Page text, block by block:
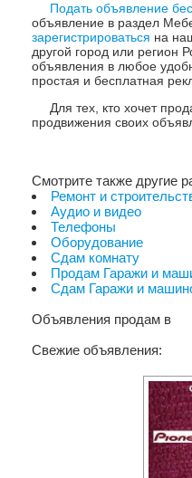
Подать объявление
объявление в раздел
зарегистрироваться на
другой город или регион
объявления в любое
простая и бесплатная
Для тех, кто хочет
продвижения своих
Смотрите также другие
Ремонт и
Аудио и видео
Телефоны
Оборудование
Сдам комнату
Продам Гаражи и
Сдам Гаражи и
Объявления продам в
Свежие объявления: